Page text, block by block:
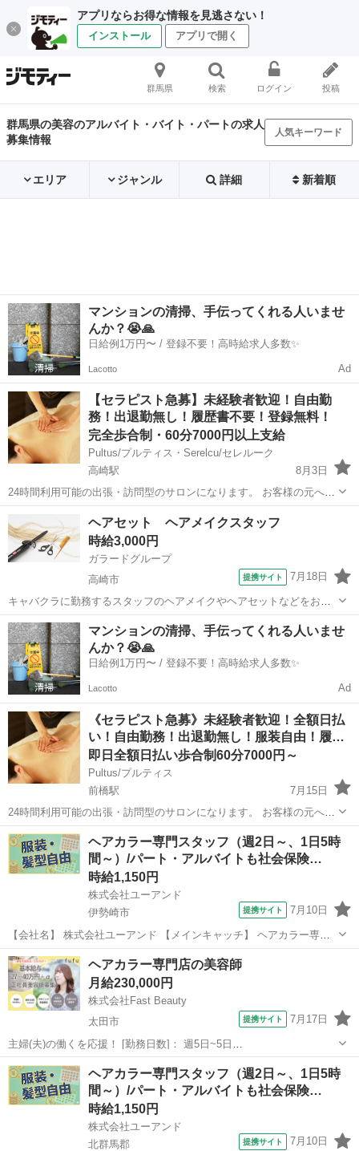
アプリならお得な情報を見逃さない！
インストール アプリで開く
群馬県 検索 ログイン 投稿
群馬県の美容のアルバイト・バイト・パートの求人
募集情報
人気キーワード
エリア ジャンル 詳細 新着順
マンションの清掃、手伝ってくれる人いませ
んか？😭🙏
日給例1万円〜 / 登録不要！高時給求人多数✨
Lacotto Ad
【セラピスト急募】未経験者歓迎！自由勤
務！出退勤無し！履歴書不要！登録無料！
完全歩合制・60分7000円以上支給
Pultus/プルティス・Serelcu/セレルーク
高崎駅
8月3日
24時間利用可能の出張・訪問型のサロンになります。 お客様の元へ行
きオイルリンパマッサージの施術をして頂くお仕事になります。 無料
で送迎いたします。 お客様からご予約が入ったらこちらからセラピス
トさんに一括でご連絡い...
無料
ヘアセット ヘアメイクスタッフ
時給3,000円
ガラードグループ
高崎市
提携サイト 7月18日
キャバクラに勤務するスタッフのヘアメイクやヘアセットなどをお願
いいたします。 簡単な編みこみ・巻き・ストレートなど ★専門学生さ
んも積極採用中♪ アルバイト,パート ★昇給あり ★交通費規定内支給
・未経験者歓迎！ ★...
群馬 高崎市
マンションの清掃、手伝ってくれる人いませ
んか？😭🙏
日給例1万円〜 / 登録不要！高時給求人多数✨
Lacotto Ad
《セラピスト急募》未経験者歓迎！全額日払
い！自由勤務！出退勤無し！服装自由！履…
即日全額日払い歩合制60分7000円～
Pultus/プルティス
前橋駅
7月15日
24時間利用可能の出張・訪問型のサロンになります。 お客様の元へ行
きオイルリンパマッサージの施術をして頂くお仕事になります。 無料
で送迎いたします。 当サロンはメンズエステや風俗ではありません。
お客様からご予約が...
群馬 前橋市 セラピスト 無料
ヘアカラー専門スタッフ（週2日～、1日5時
間～）/パート・アルバイトも社会保険…
時給1,150円
株式会社ユーアンド
伊勢崎市
提携サイト 7月10日
【会社名】 株式会社ユーアンド 【メインキャッチ】 ヘアカラー専門
スタッフ（週2日～、1日5時間～）/パート・アルバイトも社会保険完
備！/有給休暇年間１２日間（月１日程度） 【お仕事内容】 ［伊勢崎
市］美容室のカラースタ...
群馬 伊勢崎市
ヘアカラー専門店の美容師
月給230,000円
株式会社Fast Beauty
太田市
提携サイト 7月17日
主婦(夫)の働くを応援！ [勤務日数]： 週5日~5日
10:00~19:00/11:00~20:00 月/火/水/木/金/土/日 などから選べます [勤務
地・最寄駅]： 群馬県太田市石原町81 イオンモール太田 イオン...
群馬 太田市
ヘアカラー専門スタッフ（週2日～、1日5時
間～）/パート・アルバイトも社会保険…
時給1,150円
株式会社ユーアンド
北群馬郡
提携サイト 7月10日